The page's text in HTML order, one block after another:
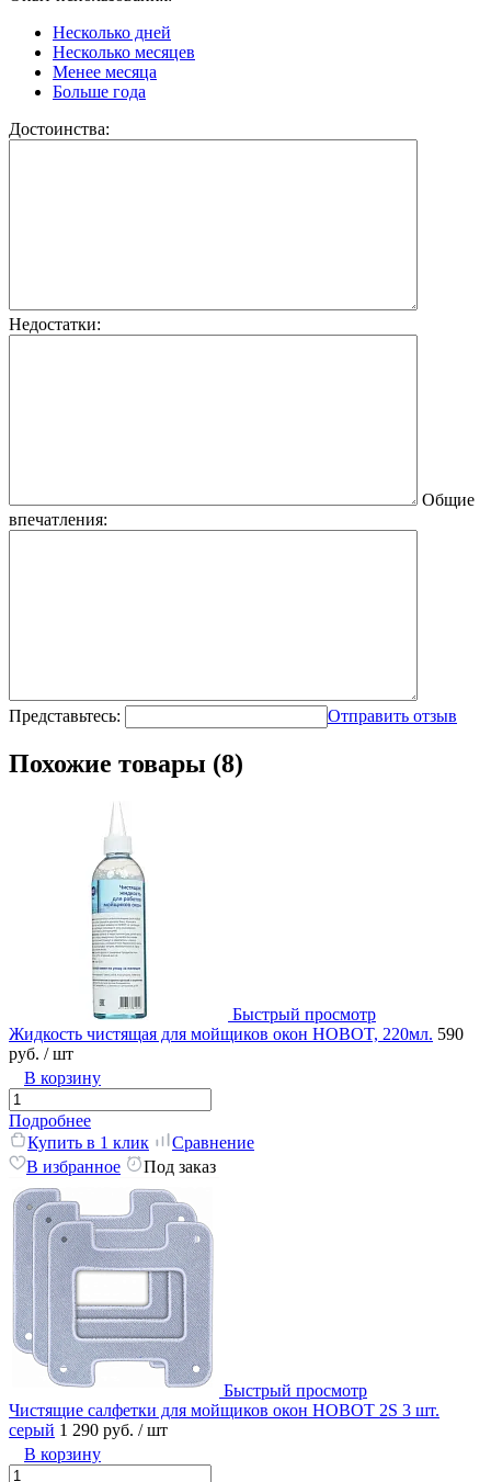
Несколько дней
Несколько месяцев
Менее месяца
Больше года
Достоинства:
Недостатки:
Общие
впечатления:
Представьтесь: Отправить отзыв
Похожие товары (8)
Быстрый просмотр
Жидкость чистящая для мойщиков окон HOBOT, 220мл. 590
руб. / шт
В корзину
Подробнее
Купить в 1 клик
Сравнение
В избранное
Под заказ
Быстрый просмотр
Чистящие салфетки для мойщиков окон HOBOT 2S 3 шт.
серый 1 290 руб. / шт
В корзину